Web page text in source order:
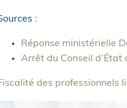
:
Réponse ministérielle
Arrêt du Conseil
des professionnels